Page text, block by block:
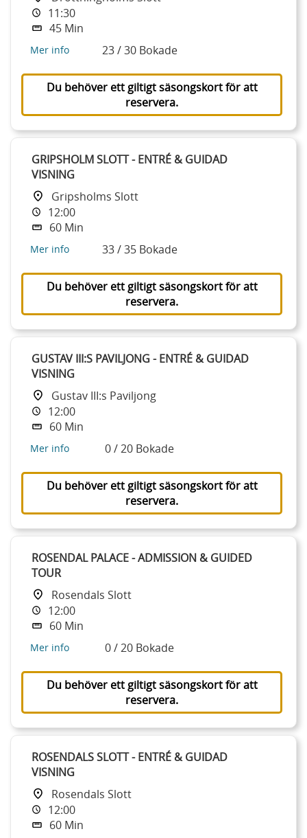
11:30
45 Min
Mer info 23 / 30 Bokade
Du behöver ett giltigt säsongskort för att
reservera.
GRIPSHOLM SLOTT - ENTRÉ & GUIDAD
VISNING
Gripsholms Slott
12:00
60 Min
Mer info 33 / 35 Bokade
Du behöver ett giltigt säsongskort för att
reservera.
GUSTAV III:S PAVILJONG - ENTRÉ & GUIDAD
VISNING
Gustav III:s Paviljong
12:00
60 Min
Mer info 0 / 20 Bokade
Du behöver ett giltigt säsongskort för att
reservera.
ROSENDAL PALACE - ADMISSION & GUIDED
TOUR
Rosendals Slott
12:00
60 Min
Mer info 0 / 20 Bokade
Du behöver ett giltigt säsongskort för att
reservera.
ROSENDALS SLOTT - ENTRÉ & GUIDAD
VISNING
Rosendals Slott
12:00
60 Min